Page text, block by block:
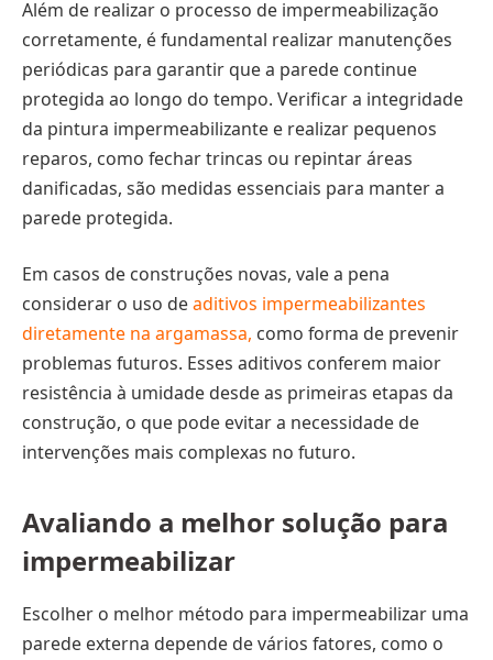
Além de realizar o processo de impermeabilização
corretamente, é fundamental realizar manutenções
periódicas para garantir que a parede continue
protegida ao longo do tempo. Verificar a integridade
da pintura impermeabilizante e realizar pequenos
reparos, como fechar trincas ou repintar áreas
danificadas, são medidas essenciais para manter a
parede protegida.
Em casos de construções novas, vale a pena
considerar o uso deaditivos impermeabilizantes
diretamente na argamassa, como forma de prevenir
problemas futuros. Esses aditivos conferem maior
resistência à umidade desde as primeiras etapas da
construção, o que pode evitar a necessidade de
intervenções mais complexas no futuro.
Avaliando a melhor solução para
impermeabilizar
Escolher o melhor método para impermeabilizar uma
parede externa depende de vários fatores, como o